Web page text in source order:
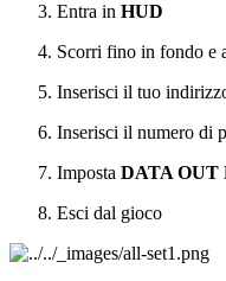
Entra in HUD
Scorri fino in fondo e
Inserisci il tuo
Inserisci il numero di
Imposta DATA OUT
Esci dal gioco